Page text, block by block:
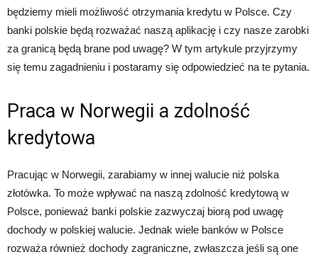
będziemy mieli możliwość otrzymania kredytu w Polsce. Czy
banki polskie będą rozważać naszą aplikację i czy nasze zarobki
za granicą będą brane pod uwagę? W tym artykule przyjrzymy
się temu zagadnieniu i postaramy się odpowiedzieć na te pytania.
Praca w Norwegii a zdolność
kredytowa
Pracując w Norwegii, zarabiamy w innej walucie niż polska
złotówka. To może wpływać na naszą zdolność kredytową w
Polsce, ponieważ banki polskie zazwyczaj biorą pod uwagę
dochody w polskiej walucie. Jednak wiele banków w Polsce
rozważa również dochody zagraniczne, zwłaszcza jeśli są one